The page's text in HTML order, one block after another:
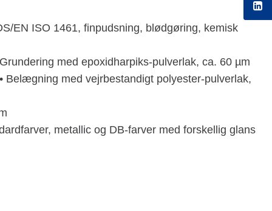
EN ISO 1461, finpudsning, blødgøring, kemisk
med epoxidharpiks-pulverlak, ca. 60 µm
Belægning med vejrbestandigt polyester-pulverlak,
metallic og DB-farver med forskellig glans